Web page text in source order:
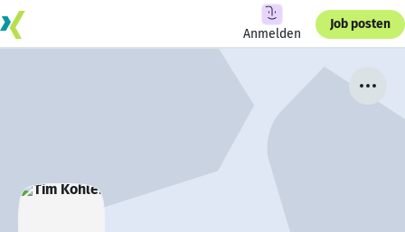
Anmelden
Job posten